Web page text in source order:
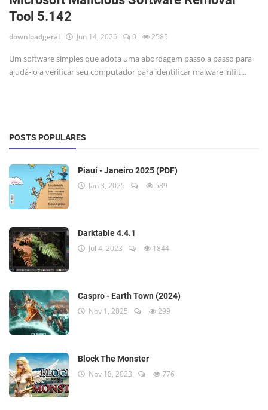
Tool 5.142
downloadgeral Jun 14, 2026 0 2585
Um software simples que adota uma abordagem passo a passo para
ajudá-lo a verificar seu computador para identificar malware infilt...
POSTS POPULARES
Piauí - Janeiro 2025 (PDF)
Jan 3, 2025 589
Darktable 4.4.1
Jul 4, 2023 1844
Caspro - Earth Town (2024)
Nov 1, 2025 299
Block The Monster
Nov 18, 2023 776